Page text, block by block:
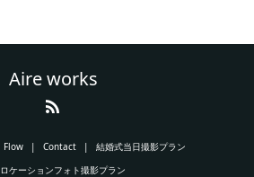
Aire works
Flow Contact
結婚式当日撮影プラン
ロケーションフォト撮影プラン